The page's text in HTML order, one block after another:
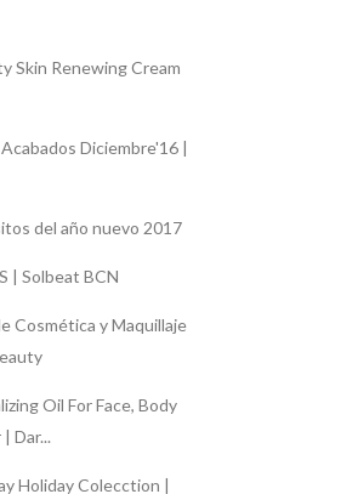
Skin Renewing Cream
Diciembre'16 |
del año nuevo 2017
| Solbeat BCN
Cosmética y Maquillaje
Oil For Face, Body
Dar...
Holiday Colecction |